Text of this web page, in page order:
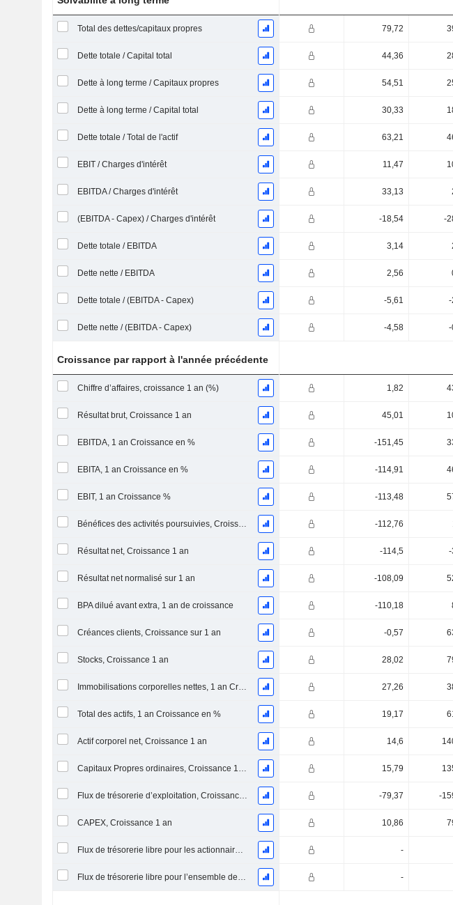
Total des dettes/capitaux propres 79,72
Dette totale / Capital total 44,36
Dette à long terme / Capitaux propres 54,51
Dette à long terme / Capital total 30,33
Dette totale / Total de l'actif 63,21
EBIT / Charges d'intérêt 11,47
EBITDA / Charges d'intérêt 33,13
(EBITDA - Capex) / Charges d'intérêt -18,54 -
Dette totale / EBITDA 3,14
Dette nette / EBITDA 2,56
Dette totale / (EBITDA - Capex) -5,61 -
Dette nette / (EBITDA - Capex) -4,58 -
Croissance par rapport à l'année précédente
Chiffre d’affaires, croissance 1 an (%) 1,82
Résultat brut, Croissance 1 an 45,01
EBITDA, 1 an Croissance en % -151,45
EBITA, 1 an Croissance en % -114,91
EBIT, 1 an Croissance % -113,48
Bénéfices des activités poursuivies, Croissance 1 an -112,76
Résultat net, Croissance 1 an -114,5 -
Résultat net normalisé sur 1 an -108,09
BPA dilué avant extra, 1 an de croissance -110,18
Créances clients, Croissance sur 1 an -0,57
Stocks, Croissance 1 an 28,02
Immobilisations corporelles nettes, 1 an Croissance 27,26
Total des actifs, 1 an Croissance en % 19,17
Actif corporel net, Croissance 1 an 14,6
Capitaux Propres ordinaires, Croissance 1 an 15,79
Flux de trésorerie d’exploitation, Croissance 1 an -79,37 -
CAPEX, Croissance 1 an 10,86
Flux de trésorerie libre pour les actionnaires FCFE, Croissance 1 an -
Flux de trésorerie libre pour l’ensemble des pourvoyeurs de fonds (créanciers et actionnaires) FCFF, Croissance 1 an -